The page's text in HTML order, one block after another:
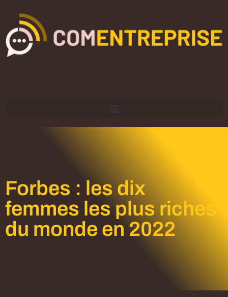
Forbes : les dix
femmes les plus riches
du monde en 2022